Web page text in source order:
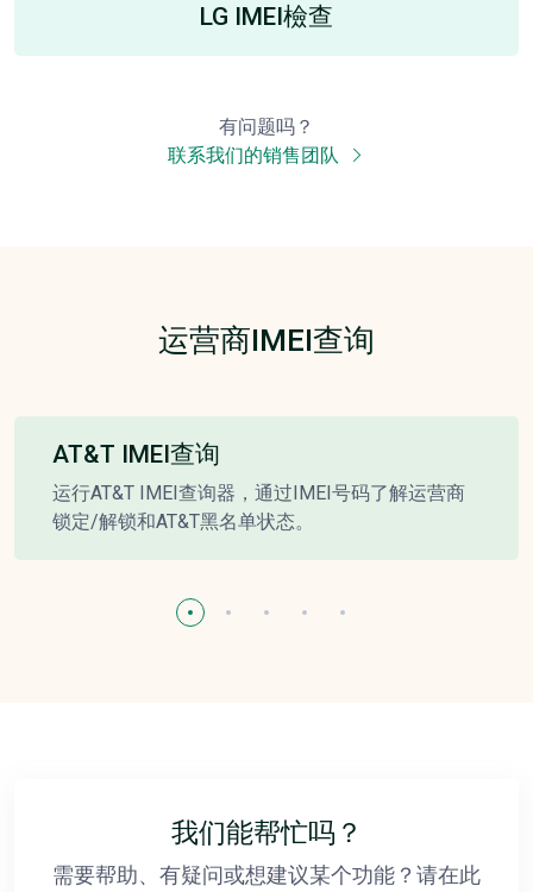
LG IMEI檢查
有问题吗？
联系我们的销售团队
运营商IMEI查询
AT&T IMEI查询
运行AT&T IMEI查询器，通过IMEI号码了解运营商
锁定/解锁和AT&T黑名单状态。
我们能帮忙吗？
需要帮助、有疑问或想建议某个功能？请在此